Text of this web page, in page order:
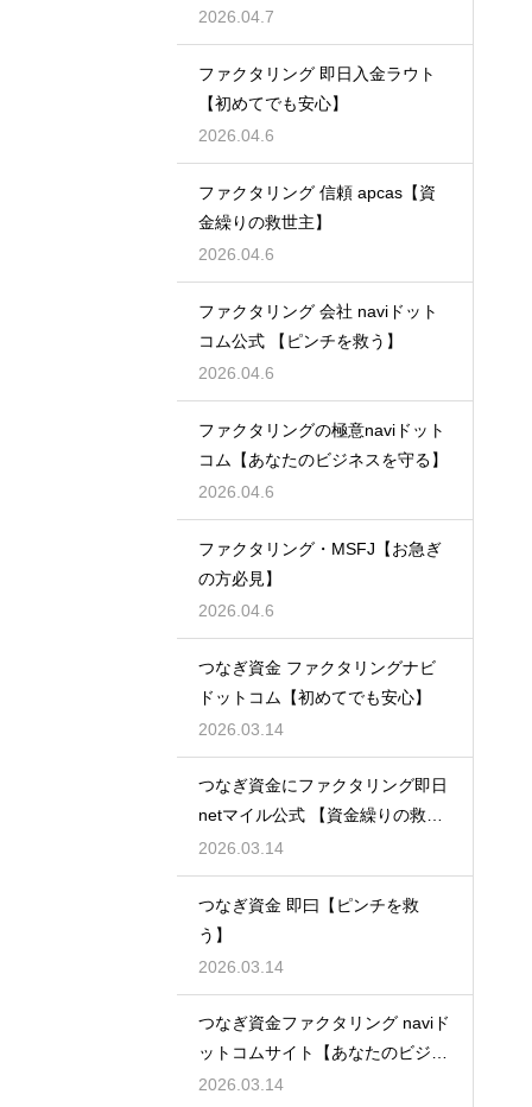
者必見】
2026.04.7
ファクタリング 即日入金ラウト
【初めてでも安心】
2026.04.6
ファクタリング 信頼 apcas【資
金繰りの救世主】
2026.04.6
ファクタリング 会社 naviドット
コム公式 【ピンチを救う】
2026.04.6
ファクタリングの極意naviドット
コム【あなたのビジネスを守る】
2026.04.6
ファクタリング・MSFJ【お急ぎ
の方必見】
2026.04.6
つなぎ資金 ファクタリングナビ
ドットコム【初めてでも安心】
2026.03.14
つなぎ資金にファクタリング即日
netマイル公式 【資金繰りの救世
主】
2026.03.14
つなぎ資金 即曰【ピンチを救
う】
2026.03.14
つなぎ資金ファクタリング naviド
ットコムサイト【あなたのビジネ
スを守る】
2026.03.14